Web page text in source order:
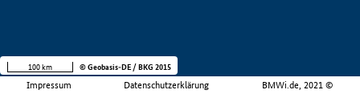
Impressum Datenschutzerklärung BMWi.de, 2021 ©
100 km © Geobasis-DE / BKG 2015